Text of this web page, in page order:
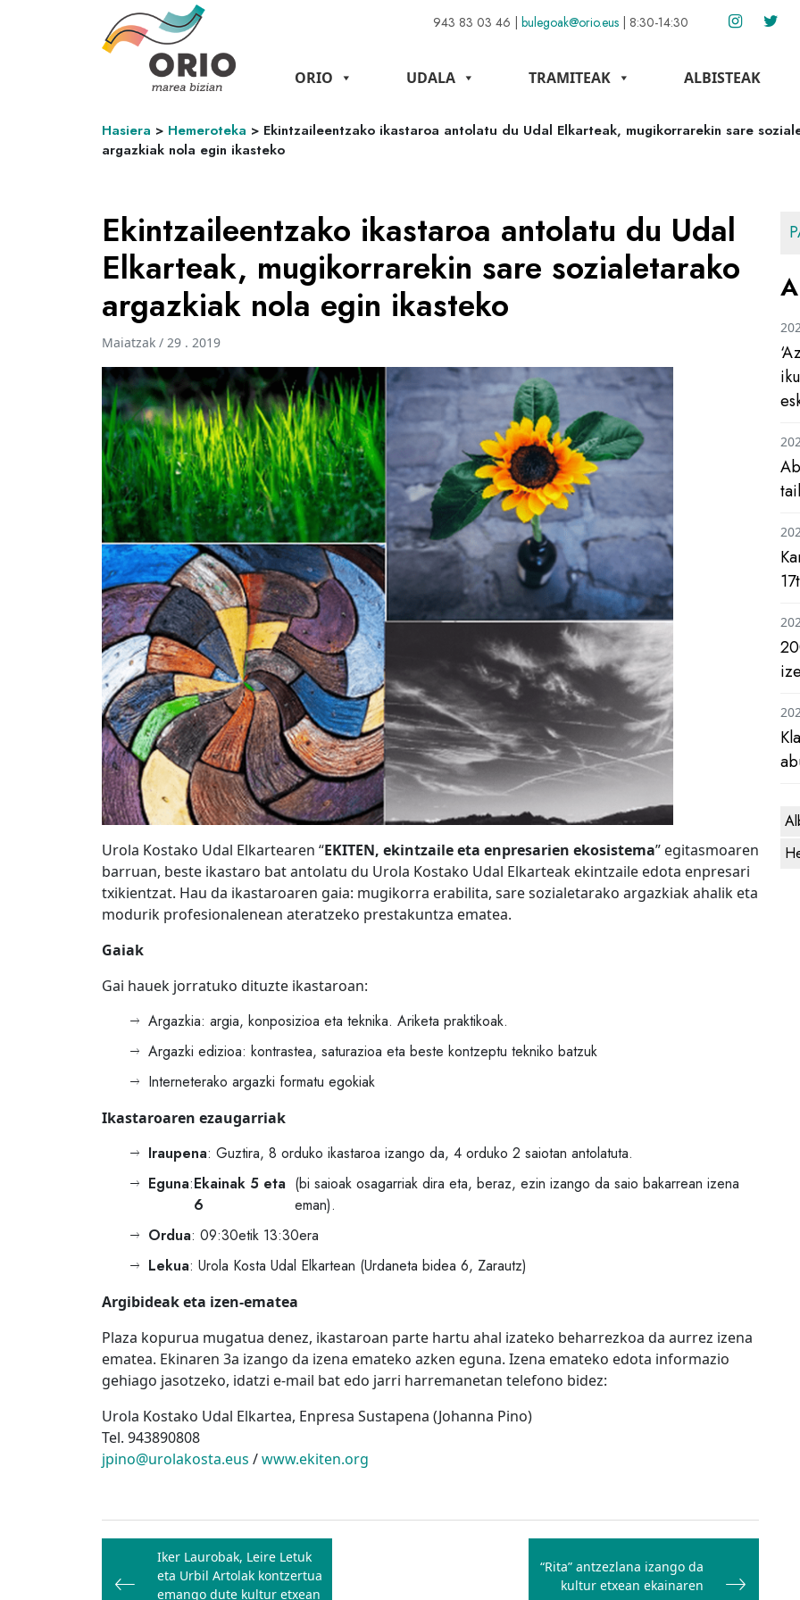
943 83 03 46 | bulegoak@orio.eus | 8:30-14:30
ORIO UDALA TRAMITEAK ALBISTEAK
Hasiera > Hemeroteka > Ekintzaileentzako ikastaroa antolatu du Udal Elkarteak, mugikorrarekin sare
argazkiak nola egin ikasteko
Ekintzaileentzako ikastaroa antolatu du Udal
Elkarteak, mugikorrarekin sare sozialetarako
argazkiak nola egin ikasteko
Maiatzak / 29 . 2019
Urola Kostako Udal Elkartearen “EKITEN, ekintzaile eta enpresarien ekosistema” egitasmoaren
barruan, beste ikastaro bat antolatu du Urola Kostako Udal Elkarteak ekintzaile edota enpresari
txikientzat. Hau da ikastaroaren gaia: mugikorra erabilita, sare sozialetarako argazkiak ahalik eta
modurik profesionalenean ateratzeko prestakuntza ematea.
Gaiak
Gai hauek jorratuko dituzte ikastaroan:
Argazkia: argia, konposizioa eta teknika. Ariketa praktikoak.
Argazki edizioa: kontrastea, saturazioa eta beste kontzeptu tekniko batzuk
Interneterako argazki formatu egokiak
Ikastaroaren ezaugarriak
Iraupena: Guztira, 8 orduko ikastaroa izango da, 4 orduko 2 saiotan antolatuta.
Eguna:Ekainak 5 eta
6
(bi saioak osagarriak dira eta, beraz, ezin izango da saio bakarrean izena
eman).
Ordua: 09:30etik 13:30era
Lekua: Urola Kosta Udal Elkartean (Urdaneta bidea 6, Zarautz)
Argibideak eta izen-ematea
Plaza kopurua mugatua denez, ikastaroan parte hartu ahal izateko beharrezkoa da aurrez izena
ematea. Ekinaren 3a izango da izena emateko azken eguna. Izena emateko edota informazio
gehiago jasotzeko, idatzi e-mail bat edo jarri harremanetan telefono bidez:
Urola Kostako Udal Elkartea, Enpresa Sustapena (Johanna Pino)
Tel. 943890808
jpino@urolakosta.eus /www.ekiten.org
Bidalketetan
zeharIker Laurobak, Leire Letuk
eta Urbil Artolak kontzertua
emango dute kultur etxean
“Rita” antzezlana izango da
kultur etxean ekainaren